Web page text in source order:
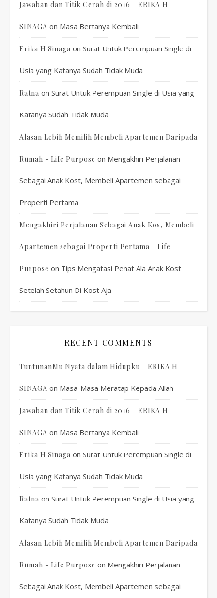
Jawaban dan Titik Cerah di 2016 - ERIKA H
SINAGA on Masa Bertanya Kembali
Erika H Sinaga on Surat Untuk Perempuan Single di
Usia yang Katanya Sudah Tidak Muda
Ratna on Surat Untuk Perempuan Single di Usia yang
Katanya Sudah Tidak Muda
Alasan Lebih Memilih Membeli Apartemen Daripada
Rumah - Life Purpose on Mengakhiri Perjalanan
Sebagai Anak Kost, Membeli Apartemen sebagai
Properti Pertama
Mengakhiri Perjalanan Sebagai Anak Kos, Membeli
Apartemen sebagai Properti Pertama - Life
Purpose on Tips Mengatasi Penat Ala Anak Kost
Setelah Setahun Di Kost Aja
RECENT COMMENTS
TuntunanMu Nyata dalam Hidupku - ERIKA H
SINAGA on Masa-Masa Meratap Kepada Allah
Jawaban dan Titik Cerah di 2016 - ERIKA H
SINAGA on Masa Bertanya Kembali
Erika H Sinaga on Surat Untuk Perempuan Single di
Usia yang Katanya Sudah Tidak Muda
Ratna on Surat Untuk Perempuan Single di Usia yang
Katanya Sudah Tidak Muda
Alasan Lebih Memilih Membeli Apartemen Daripada
Rumah - Life Purpose on Mengakhiri Perjalanan
Sebagai Anak Kost, Membeli Apartemen sebagai